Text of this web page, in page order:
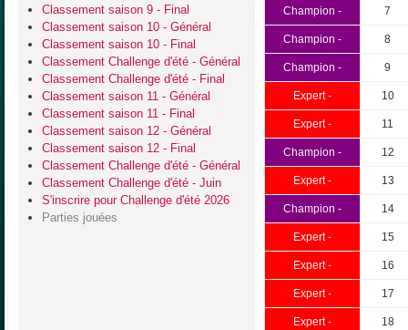
Classement saison 9 - Final
Classement saison 10 - Général
Classement saison 10 - Final
Classement Challenge d'été - Général
Classement Challenge d'été - Final
Classement saison 11 - Général
Classement saison 11 - Final
Classement saison 12 - Général
Classement saison 12 - Final
Classement Challenge d'été - Général
Classement Challenge d'été - Juin
S'inscrire pour Challenge d'été 2026
Parties jouées
Champion - 7
Champion - 8
Champion - 9
Expert - 10
Expert - 11
Champion - 12
Expert - 13
Champion - 14
Expert - 15
Expert - 16
Expert - 17
Expert - 18